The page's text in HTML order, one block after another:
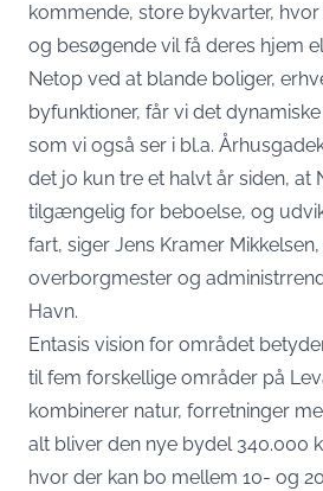
kommende, store bykvarter,
og besøgende vil få deres hjem
Netop ved at blande boliger,
byfunktioner, får vi det
som vi også ser i bl.a.
det jo kun tre et halvt år siden, at
tilgængelig for beboelse, og
fart, siger Jens Kramer
overborgmester og
Havn.
Entasis vision for området
til fem forskellige områder på
kombinerer natur, forretninger
alt bliver den nye bydel 340.000
hvor der kan bo mellem 10- og